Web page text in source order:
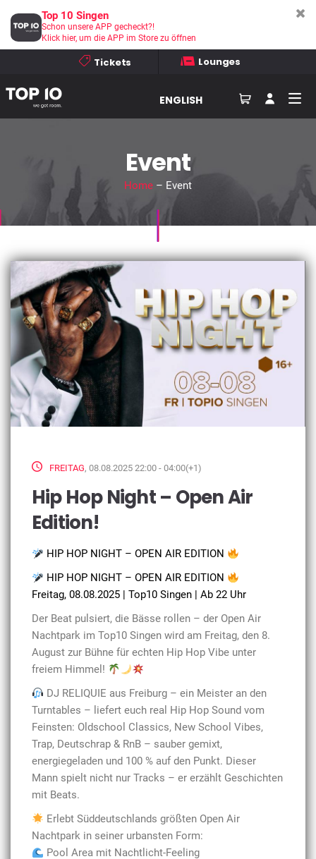
Tickets Lounges
ENGLISH
Event
Home – Event
FREITAG, 08.08.2025 22:00 - 04:00(+1)
Hip Hop Night – Open Air
Edition!
HIP HOP NIGHT – OPEN AIR EDITION
HIP HOP NIGHT – OPEN AIR EDITION
Freitag, 08.08.2025 | Top10 Singen | Ab 22 Uhr
Der Beat pulsiert, die Bässe rollen – der Open Air
Nachtpark im Top10 Singen wird am Freitag, den 8.
August zur Bühne für echten Hip Hop Vibe unter
freiem Himmel!
DJ RELIQUIE aus Freiburg – ein Meister an den
Turntables – liefert euch real Hip Hop Sound vom
Feinsten: Oldschool Classics, New School Vibes,
Trap, Deutschrap & RnB – sauber gemixt,
energiegeladen und 100 % auf den Punkt. Dieser
Mann spielt nicht nur Tracks – er erzählt Geschichten
mit Beats.
Erlebt Süddeutschlands größten Open Air
Nachtpark in seiner urbansten Form:
Pool Area mit Nachtlicht-Feeling
Top 10 Singen
Schon unsere APP gecheckt?!
Klick hier, um die APP im Store zu öffnen